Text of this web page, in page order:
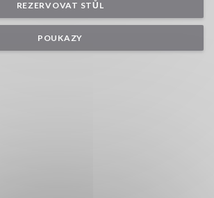
REZERVOVAT STŮL
POUKAZY